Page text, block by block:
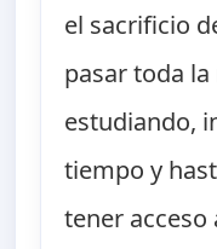
el sacrificio
pasar toda la
estudiando,
tiempo y
tener acceso